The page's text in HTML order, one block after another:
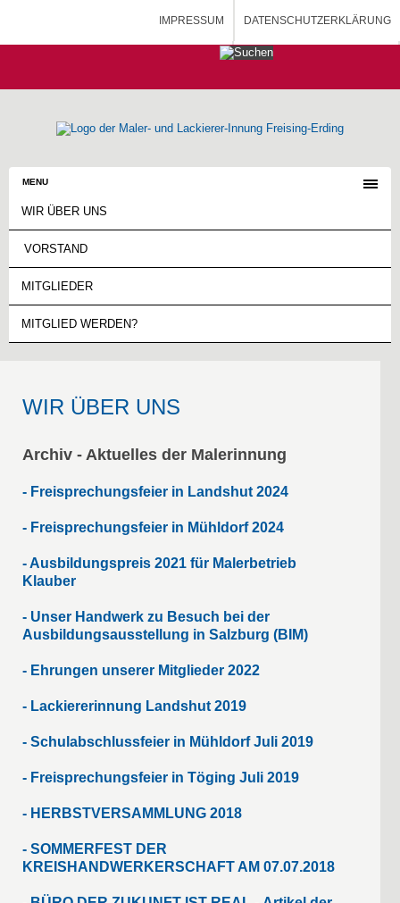
DATENSCHUTZERKLÄRUNG
IMPRESSUM
MALERAUSBILDUNG - BLOG
HOME
MENU
WIR ÜBER UNS
VORSTAND
MITGLIEDER
MITGLIED WERDEN?
WIR ÜBER UNS
Archiv - Aktuelles der Malerinnung
- Freisprechungsfeier in Landshut 2024
- Freisprechungsfeier in Mühldorf 2024
- Ausbildungspreis 2021 für Malerbetrieb
Klauber
- Unser Handwerk zu Besuch bei der
Ausbildungsausstellung in Salzburg (BIM)
- Ehrungen unserer Mitglieder 2022
- Lackiererinnung Landshut 2019
- Schulabschlussfeier in Mühldorf Juli 2019
- Freisprechungsfeier in Töging Juli 2019
- HERBSTVERSAMMLUNG 2018
- SOMMERFEST DER
KREISHANDWERKERSCHAFT AM 07.07.2018